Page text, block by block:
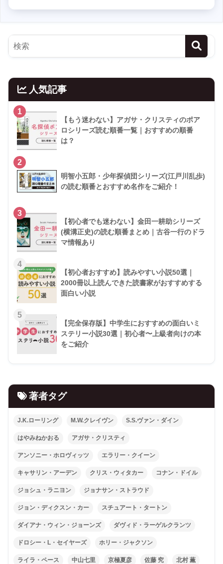
人気記事
1
【もう迷わない】アガサ・クリスティのポア
ロシリーズ読む順番一覧｜おすすめの順番
は？
2
明智小五郎・少年探偵団シリーズ(江戸川乱歩)
の読む順番とおすすめ名作をご紹介！
3
【初心者でも迷わない】金田一耕助シリーズ
(横溝正史)の読む順番まとめ｜古谷一行のドラ
マ情報あり
4
【初心者おすすめ】読みやすい小説50選｜
2000冊以上読んできた読書家がおすすめする
面白い小説
5
【完全保存版】中学生におすすめの面白いミ
ステリー小説30選｜初心者〜上級者向けの本
をご紹介
著者タグ
J.K.ローリング M.W.クレイヴン S.S.ヴァン・ダイン
はやみねかおる アガサ・クリスティ
アンソニー・ホロヴィッツ エラリー・クイーン
キャサリン・アーデン クリス・ウィタカー コナン・ドイル
ジョシュ・ラニヨン ジョナサン・ストラウド
ジョン・ディクスン・カー スチュアート・タートン
ダイアナ・ウィン・ジョーンズ ダヴィド・ラーゲルクランツ
ドロシー・L・セイヤーズ ホリー・ジャクソン
ライラ・ペース 中山七里 京極夏彦 佐藤 究 北村 薫